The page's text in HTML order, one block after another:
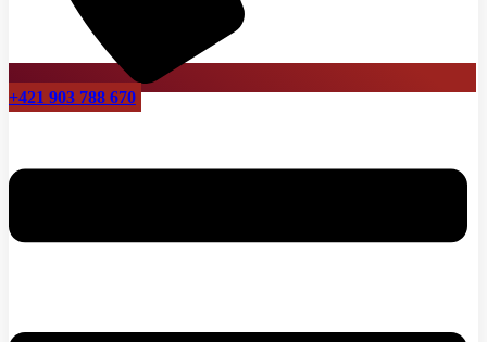
+421 903 788 670